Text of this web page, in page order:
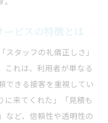
ビスの特徴とは
タッフの礼儀正しさ」
これは、利用者が単なる
できる接客を重視してい
に来てくれた」「見積も
など、信頼性や透明性の